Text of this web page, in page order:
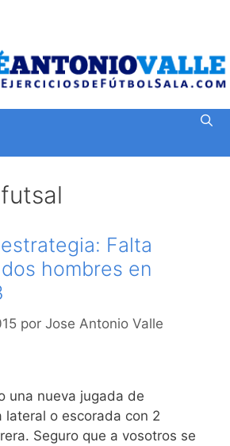
Falta
hombres en
por Jose Antonio Valle
una nueva jugada de
lateral o escorada con 2
Seguro que a vosotros se